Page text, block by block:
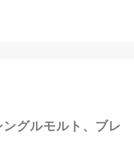
グルモルト、ブレ